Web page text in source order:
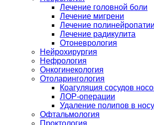
Лечение головной боли
Лечение мигрени
Лечение полинейропатии
Лечение радикулита
Отоневрология
Нейрохирургия
Нефрология
Онкогинекология
Отоларингология
Коагуляция сосудов
ЛОР-операции
Удаление полипов в носу
Офтальмология